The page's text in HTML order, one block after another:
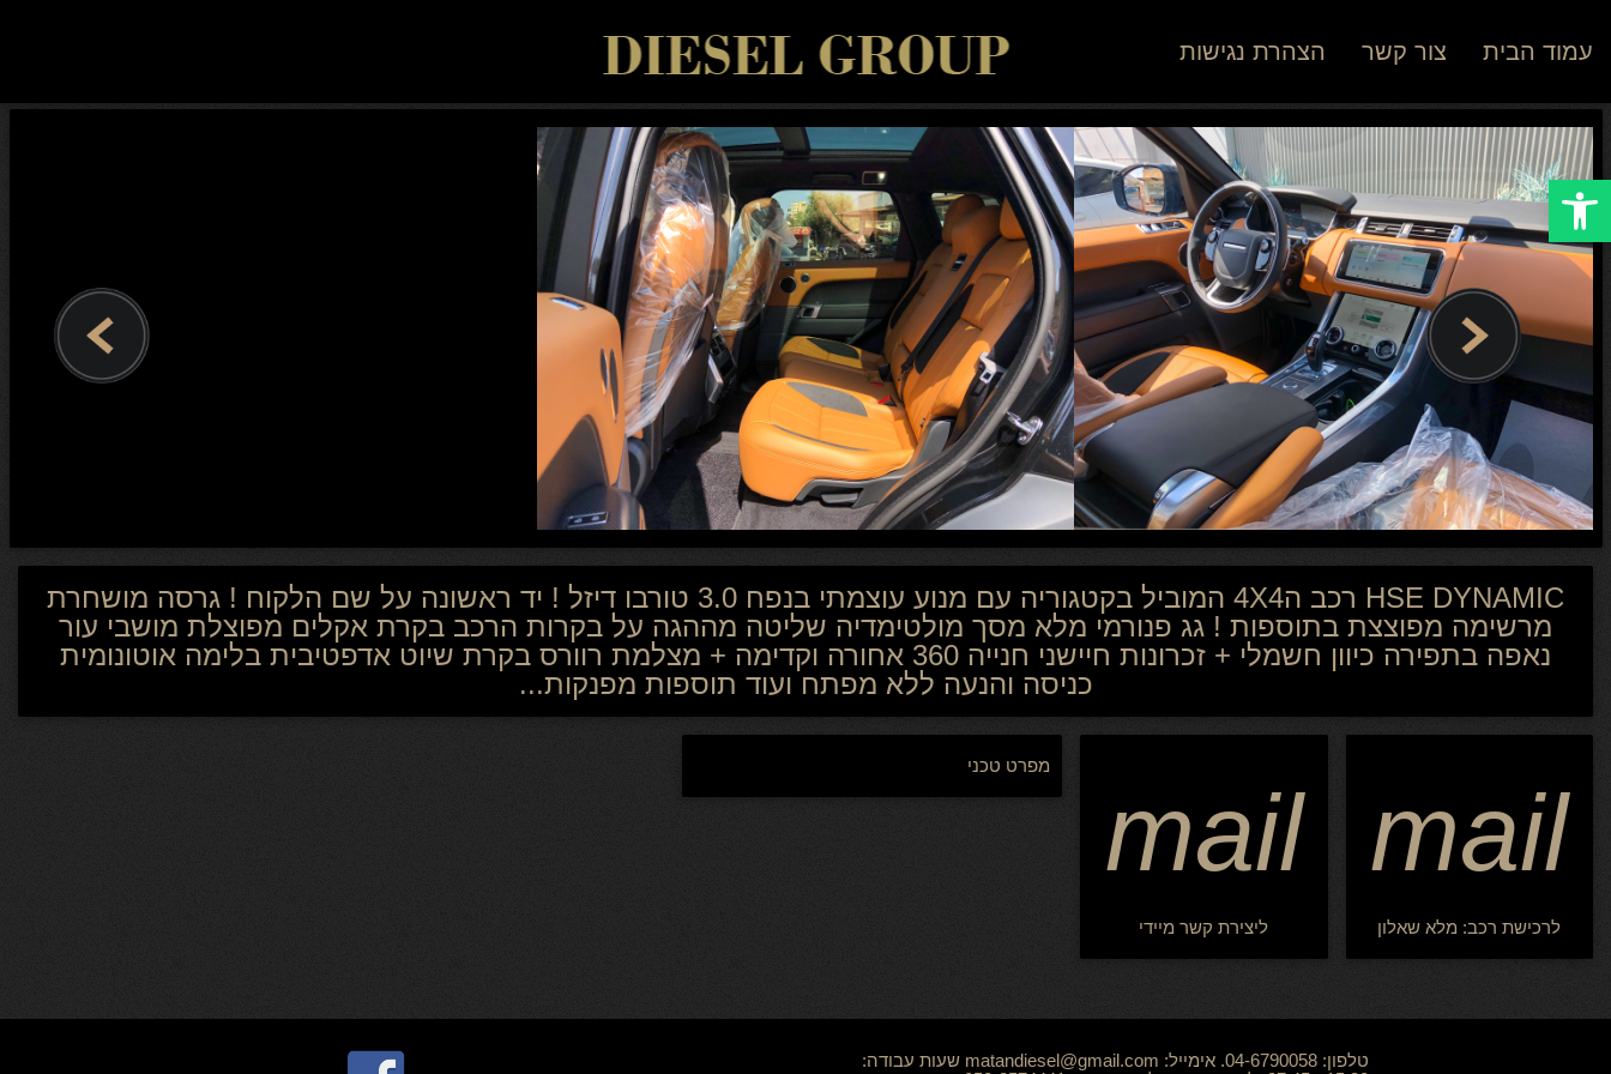
Open toolbar
הצהרת נגישות צור קשר עמוד הבית
HSE DYNAMIC רכב ה4X4 המוביל בקטגוריה עם מנוע עוצמתי בנפח 3.0 טורבו דיזל ! יד ראשונה על שם הלקוח ! גרסה מושחרת
מרשימה מפוצצת בתוספות ! גג פנורמי מלא מסך מולטימדיה שליטה מההגה על בקרות הרכב בקרת אקלים מפוצלת מושבי עור
נאפה בתפירה כיוון חשמלי + זכרונות חיישני חנייה 360 אחורה וקדימה + מצלמת רוורס בקרת שיוט אדפטיבית בלימה אוטונומית
כניסה והנעה ללא מפתח ועוד תוספות מפנקות...
mail
לרכישת רכב: מלא שאלון
mail
ליצירת קשר מיידי
מפרט טכני
טלפון: 04-6790058. אימייל: matandiesel@gmail.com שעות עבודה: